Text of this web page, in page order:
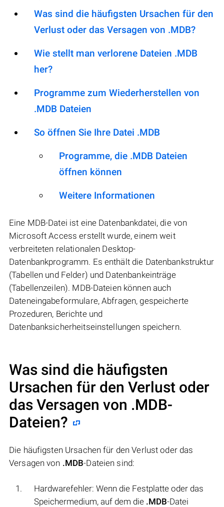
Was sind die häufigsten Ursachen für den
Verlust oder das Versagen von .MDB?
Wie stellt man verlorene Dateien .MDB
her?
Programme zum Wiederherstellen von
.MDB Dateien
So öffnen Sie Ihre Datei .MDB
Programme, die .MDB Dateien
öffnen können
Weitere Informationen
Eine MDB-Datei ist eine Datenbankdatei, die von
Microsoft Access erstellt wurde, einem weit
verbreiteten relationalen Desktop-
Datenbankprogramm. Es enthält die Datenbankstruktur
(Tabellen und Felder) und Datenbankeinträge
(Tabellenzeilen). MDB-Dateien können auch
Dateneingabeformulare, Abfragen, gespeicherte
Prozeduren, Berichte und
Datenbanksicherheitseinstellungen speichern.
Was sind die häufigsten
Ursachen für den Verlust oder
das Versagen von .MDB-
Dateien?
Die häufigsten Ursachen für den Verlust oder das
Versagen von .MDB-Dateien sind:
Hardwarefehler: Wenn die Festplatte oder das
Speichermedium, auf dem die .MDB-Datei